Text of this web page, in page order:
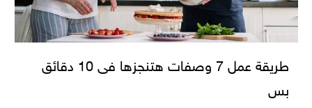
طريقة عمل 7 وصفات هتنجزها فى 10 دقائق
بس